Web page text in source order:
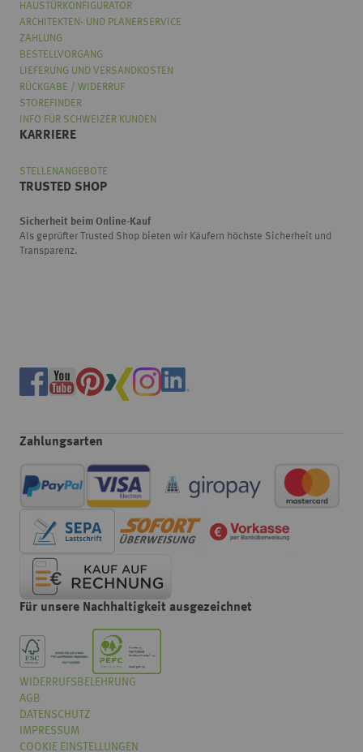
WIDERRUFSBELEHRUNG
AGB
DATENSCHUTZ
IMPRESSUM
COOKIE EINSTELLUNGEN
HAUSTÜRKONFIGURATOR
ARCHITEKTEN- UND PLANERSERVICE
ZAHLUNG
BESTELLVORGANG
LIEFERUNG UND VERSANDKOSTEN
RÜCKGABE / WIDERRUF
STOREFINDER
INFO FÜR SCHWEIZER KUNDEN
KARRIERE
STELLENANGEBOTE
TRUSTED SHOP
Sicherheit beim Online-Kauf
Als geprüfter Trusted Shop bieten wir Käufern höchste Sicherheit und
Transparenz.
Zahlungsarten
Für unsere Nachhaltigkeit ausgezeichnet
Wie würden Sie unseren Onlineshop bewerten?
Wählen
Sie
eine
Option
von